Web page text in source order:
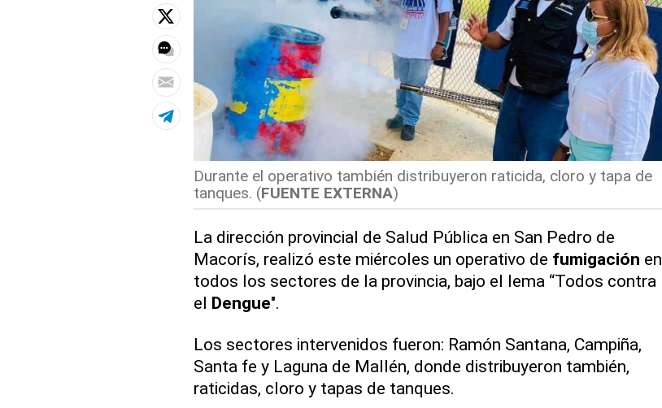
Durante el operativo también distribuyeron raticida, cloro y tapa de
tanques. (FUENTE EXTERNA)
La dirección provincial de Salud Pública en San Pedro de
Macorís, realizó este miércoles un operativo de fumigación en
todos los sectores de la provincia, bajo el lema “Todos contra
el Dengue".
Los sectores intervenidos fueron: Ramón Santana, Campiña,
Santa fe y Laguna de Mallén, donde distribuyeron también,
raticidas, cloro y tapas de tanques.